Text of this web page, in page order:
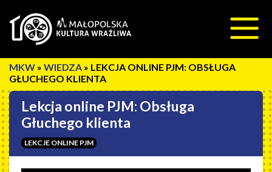
» WIEDZA » LEKCJA ONLINE PJM: OBSŁUGA
GŁUCHEGO KLIENTA
Lekcja online PJM: Obsługa
Głuchego klienta
LEKCJE ONLINE PJM